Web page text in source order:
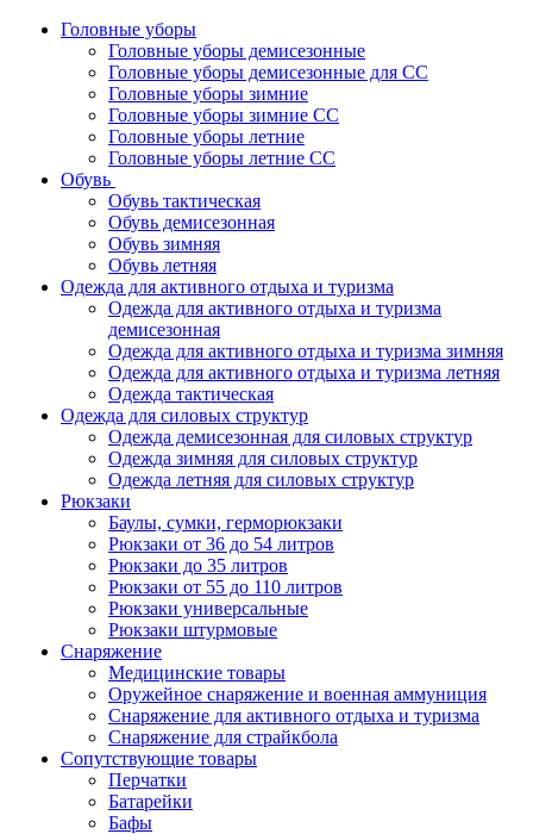
Головные уборы
Головные уборы демисезонные
Головные уборы демисезонные для СС
Головные уборы зимние
Головные уборы зимние СС
Головные уборы летние
Головные уборы летние СС
Обувь
Обувь тактическая
Обувь демисезонная
Обувь зимняя
Обувь летняя
Одежда для активного отдыха и туризма
Одежда для активного отдыха и туризма
демисезонная
Одежда для активного отдыха и туризма зимняя
Одежда для активного отдыха и туризма летняя
Одежда тактическая
Одежда для силовых структур
Одежда демисезонная для силовых структур
Одежда зимняя для силовых структур
Одежда летняя для силовых структур
Рюкзаки
Баулы, сумки, герморюкзаки
Рюкзаки от 36 до 54 литров
Рюкзаки до 35 литров
Рюкзаки от 55 до 110 литров
Рюкзаки универсальные
Рюкзаки штурмовые
Снаряжение
Медицинские товары
Оружейное снаряжение и военная аммуниция
Снаряжение для активного отдыха и туризма
Снаряжение для страйкбола
Сопутствующие товары
Перчатки
Батарейки
Бафы